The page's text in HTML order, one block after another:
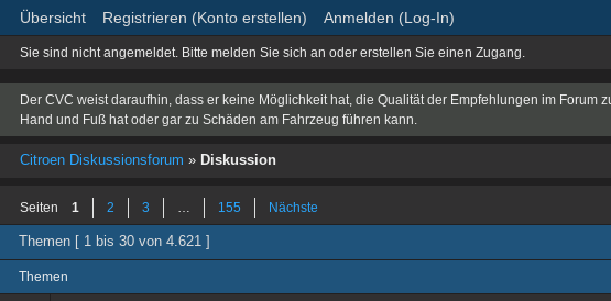
Übersicht Registrieren (Konto erstellen) Anmelden (Log-In)
Sie sind nicht angemeldet. Bitte melden Sie sich an oder erstellen Sie einen Zugang.
Der CVC weist daraufhin, dass er keine Möglichkeit hat, die Qualität der Empfehlungen im
Hand und Fuß hat oder gar zu Schäden am Fahrzeug führen kann.
Citroen Diskussionsforum » Diskussion
Seiten 1 2 3 155 Nächste
Themen [ 1 bis 30 von 4.621 ]
Themen